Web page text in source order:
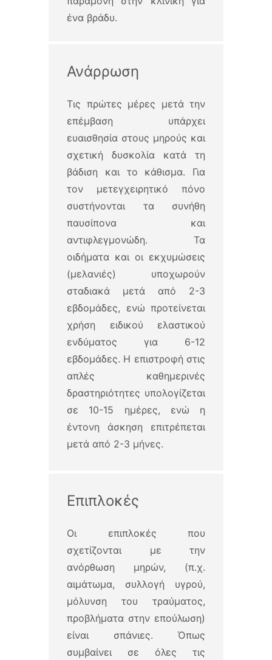
ένα βράδυ.
Ανάρρωση
Τις πρώτες μέρες μετά την
επέμβαση υπάρχει
ευαισθησία στους μηρούς και
σχετική δυσκολία κατά τη
βάδιση και το κάθισμα. Για
τον μετεγχειρητικό πόνο
συστήνονται τα συνήθη
παυσίπονα και
αντιφλεγμονώδη. Τα
οιδήματα και οι εκχυμώσεις
(μελανιές) υποχωρούν
σταδιακά μετά από 2-3
εβδομάδες, ενώ προτείνεται
χρήση ειδικού ελαστικού
ενδύματος για 6-12
εβδομάδες. Η επιστροφή στις
απλές καθημερινές
δραστηριότητες υπολογίζεται
σε 10-15 ημέρες, ενώ η
έντονη άσκηση επιτρέπεται
μετά από 2-3 μήνες.
Επιπλοκές
Οι επιπλοκές που
σχετίζονται με την
ανόρθωση μηρών, (π.χ.
αιμάτωμα, συλλογή υγρού,
μόλυνση του τραύματος,
προβλήματα στην επούλωση)
είναι σπάνιες. Όπως
συμβαίνει σε όλες τις